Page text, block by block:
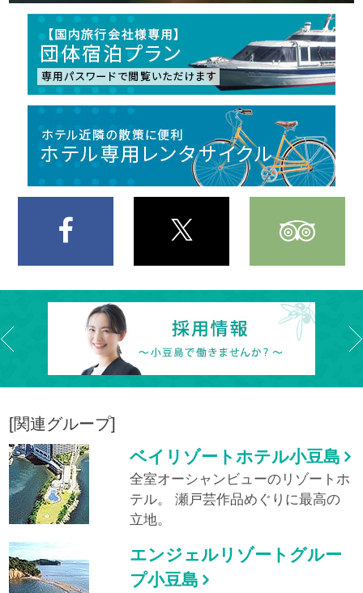
[関連グループ]
ベイリゾートホテル小豆島
全室オーシャンビューのリゾートホ
テル。
瀬戸芸作品めぐりに最高の
立地。
エンジェルリゾートグルー
プ小豆島